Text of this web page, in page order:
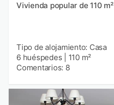
Vivienda popular de 110 m²
Tipo de alojamiento: Casa
6 huéspedes
110 m²
Comentarios: 8